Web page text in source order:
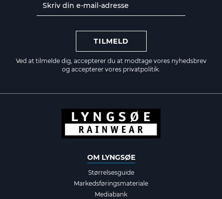
TILMELD
Ved at tilmelde dig, accepterer du at modtage vores nyhedsbrev
og accepterer vores privatpolitik.
OM LYNGSØE
Størrelsesguide
Markedsføringsmateriale
Mediabank